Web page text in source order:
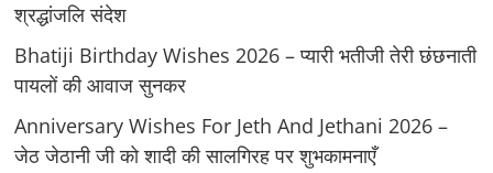
श्रद्धांजलि संदेश
Bhatiji Birthday Wishes 2026 – प्यारी भतीजी तेरी छंछनाती
पायलों की आवाज सुनकर
Anniversary Wishes For Jeth And Jethani 2026 –
जेठ जेठानी जी को शादी की सालगिरह पर शुभकामनाएँ